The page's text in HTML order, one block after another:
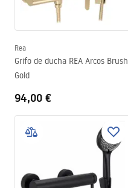
Rea
Grifo de ducha REA Arcos Brush
Gold
94,00 €